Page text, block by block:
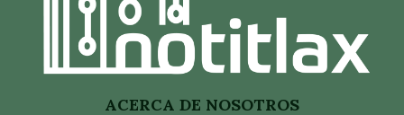
ACERCA DE NOSOTROS